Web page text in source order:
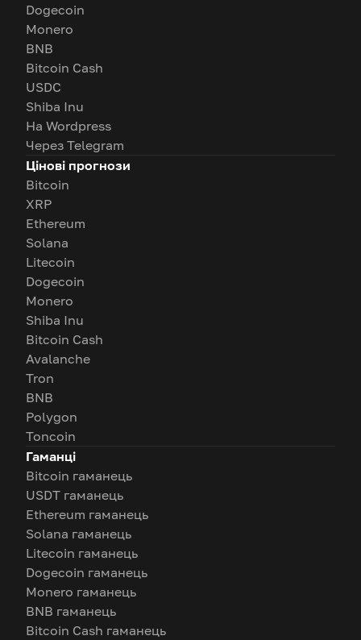
Dogecoin
Monero
BNB
Bitcoin Cash
USDC
Shiba Inu
На Wordpress
Через Telegram
Цінові прогнози
Bitcoin
XRP
Ethereum
Solana
Litecoin
Dogecoin
Monero
Shiba Inu
Bitcoin Cash
Avalanche
Tron
BNB
Polygon
Toncoin
Гаманці
Bitcoin гаманець
USDT гаманець
Ethereum гаманець
Solana гаманець
Litecoin гаманець
Dogecoin гаманець
Monero гаманець
BNB гаманець
Bitcoin Cash гаманець